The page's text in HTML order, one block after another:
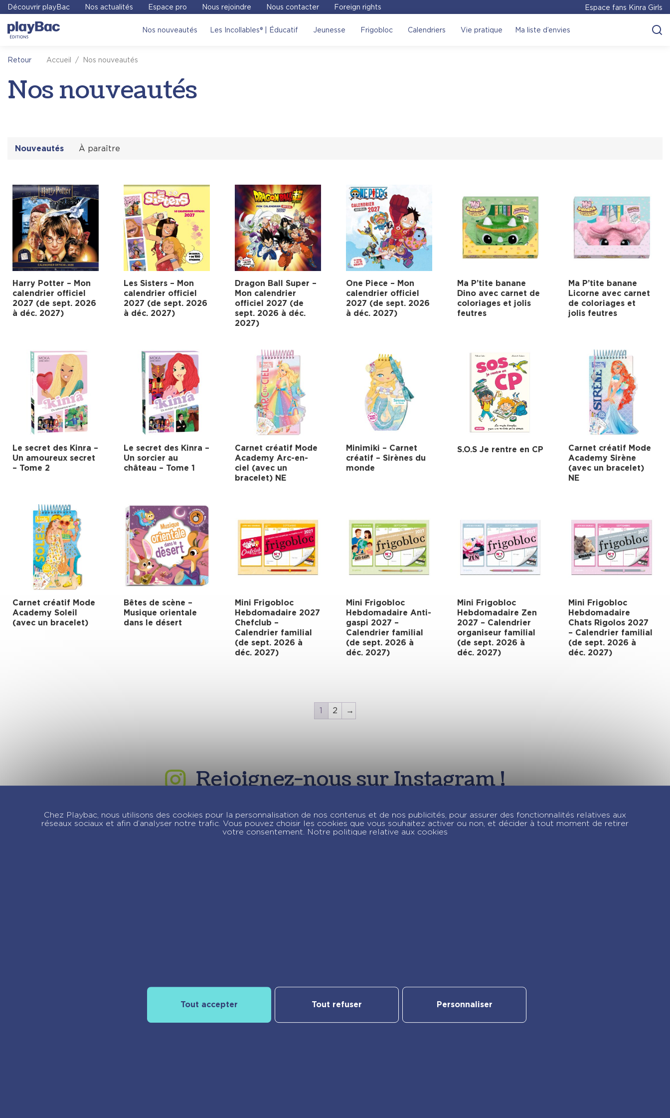
Découvrir playBac Nos actualités Espace pro Nous rejoindre Nous contacter Foreign rights Espace fans Kinra Girls
Nos nouveautés Les Incollables® | Éducatif Jeunesse Frigobloc Calendriers Vie pratique Ma liste d’envies
Retour Accueil Nos nouveautés
Nos nouveautés
Nouveautés À paraître
Harry Potter – Mon
calendrier officiel
2027 (de sept. 2026
à déc. 2027)
Les Sisters – Mon
calendrier officiel
2027 (de sept. 2026
à déc. 2027)
Dragon Ball Super –
Mon calendrier
officiel 2027 (de
sept. 2026 à déc.
2027)
One Piece – Mon
calendrier officiel
2027 (de sept. 2026
à déc. 2027)
Ma P’tite banane
Dino avec carnet de
coloriages et jolis
feutres
Ma P’tite banane
Licorne avec carnet
de coloriages et
jolis feutres
Le secret des Kinra –
Un amoureux secret
– Tome 2
Le secret des Kinra –
Un sorcier au
château – Tome 1
Carnet créatif Mode
Academy Arc-en-
ciel (avec un
bracelet) NE
Minimiki – Carnet
créatif – Sirènes du
monde
S.O.S Je rentre en CP
Carnet créatif Mode
Academy Sirène
(avec un bracelet)
NE
Carnet créatif Mode
Academy Soleil
(avec un bracelet)
Bêtes de scène –
Musique orientale
dans le désert
Mini Frigobloc
Hebdomadaire 2027
Chefclub –
Calendrier familial
(de sept. 2026 à
déc. 2027)
Mini Frigobloc
Hebdomadaire Anti-
gaspi 2027 –
Calendrier familial
(de sept. 2026 à
déc. 2027)
Mini Frigobloc
Hebdomadaire Zen
2027 – Calendrier
organiseur familial
(de sept. 2026 à
déc. 2027)
Mini Frigobloc
Hebdomadaire
Chats Rigolos 2027
– Calendrier familial
(de sept. 2026 à
déc. 2027)
1 2 →
Rejoignez-nous sur Instagram !
Nos actualités
Espace pro
Jeunesse
sociaux :
Panneau de gestion des cookies
Chez Playbac, nous utilisons des cookies pour la personnalisation de nos contenus et de nos publicités, pour assurer des fonctionnalités relatives aux
réseaux sociaux et afin d’analyser notre trafic. Vous pouvez choisir les cookies que vous souhaitez activer ou non, et décider à tout moment de retirer
votre consentement. Notre politique relative aux cookies
Tout accepter Tout refuser Personnaliser